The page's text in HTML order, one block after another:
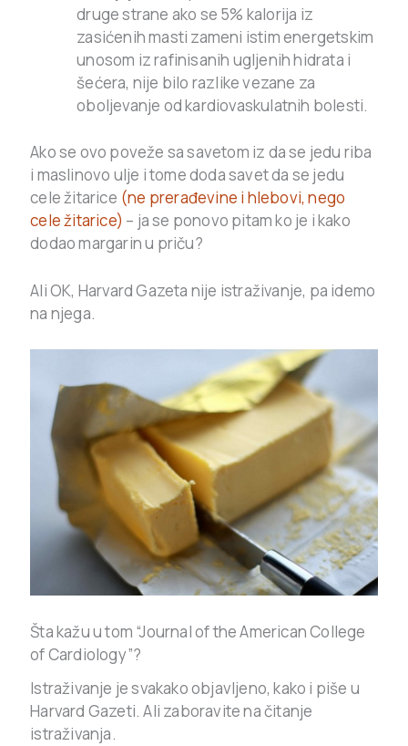
druge strane ako se 5% kalorija iz
zasićenih masti zameni istim energetskim
unosom iz rafinisanih ugljenih hidrata i
šećera, nije bilo razlike vezane za
oboljevanje od kardiovaskulatnih bolesti.
Ako se ovo poveže sa savetom iz da se jedu riba
i maslinovo ulje i tome doda savet da se jedu
cele žitarice (ne prerađevine i hlebovi, nego
cele žitarice) – ja se ponovo pitam ko je i kako
dodao margarin u priču?
Ali OK, Harvard Gazeta nije istraživanje, pa idemo
na njega.
Šta kažu u tom “Journal of the American College
of Cardiology”?
Istraživanje je svakako objavljeno, kako i piše u
Harvard Gazeti. Ali zaboravite na čitanje
istraživanja.